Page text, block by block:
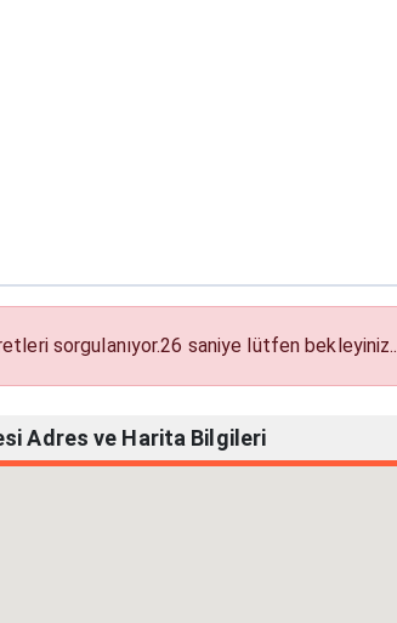
sorgulanıyor.25 saniye lütfen bekleyiniz..
Adres ve Harita Bilgileri